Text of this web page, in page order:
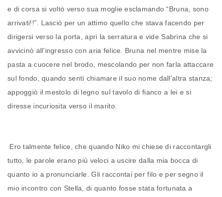
e di corsa si voltò verso sua moglie esclamando “Bruna, sono
arrivati!!”. Lasciò per un attimo quello che stava facendo per
dirigersi verso la porta, apri la serratura e vide Sabrina che si
avvicinò all’ingresso con aria felice. Bruna nel mentre mise la
pasta a cuocere nel brodo, mescolando per non farla attaccare
sul fondo, quando sentì chiamare il suo nome dall’altra stanza;
appoggiò il mestolo di legno sul tavolo di fianco a lei e si
diresse incuriosita verso il marito.
Ero talmente felice, che quando Niko mi chiese di raccontargli
tutto, le parole erano più veloci a uscire dalla mia bocca di
quanto io a pronunciarle. Gli raccontai per filo e per segno il
mio incontro con Stella, di quanto fosse stata fortunata a